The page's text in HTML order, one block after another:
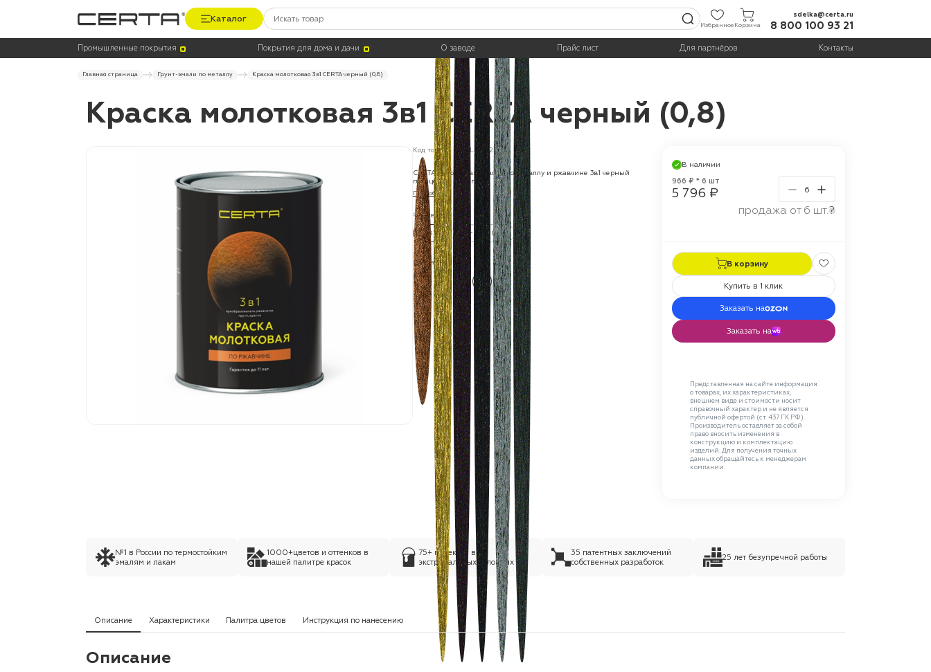
Каталог
ИзбранноеКорзина
sdelka@certa.ru
8 800 100 93 21
Промышленные покрытия Покрытия для дома и дачи О заводе Прайс лист Для партнёров Контакты
Главная страница Грунт-эмали по металлу Краска молотковая 3в1 CERTA черный (0,8)
Краска молотковая 3в1 CERTA черный (0,8)
Код товара: KRGL0022
CERTA молотковая краска по металлу и ржавчине 3в1 черный
глянцевый (0,8кг)
Подробнее
Фасовка:
0.8 кг 4 кг 10 кг
Цвета:
В наличии
966 ₽ * 6 шт
5 796 ₽
продажа от 6 шт.?
В корзину
Купить в 1 клик
Заказать на
Заказать на
Представленная на сайте информация
о товарах, их характеристиках,
внешнем виде и стоимости носит
справочный характер и не является
публичной офертой (ст. 437 ГК РФ).
Производитель оставляет за собой
право вносить изменения в
конструкцию и комплектацию
изделий. Для получения точных
данных обращайтесь к менеджерам
компании.
№1 в России по термостойким
эмалям и лакам
1000+цветов и оттенков в
нашей палитре красок
75+ проектов в
экстремальных условиях
35 патентных заключений
собственных разработок
25 лет безупречной работы
Описание Характеристики Палитра цветов Инструкция по нанесению
Описание